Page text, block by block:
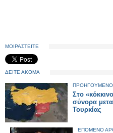
ΜΟΙΡΑΣΤΕΙΤΕ
ΔΕΙΤΕ ΑΚΟΜΑ
Στο
σύνορα
Τουρκίας
ΕΠΟΜΕΝΟ